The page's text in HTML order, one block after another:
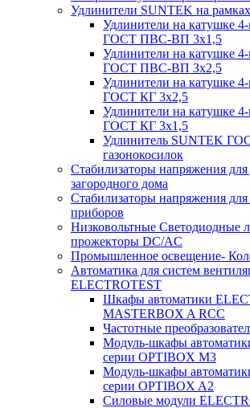
Удлинители SUNTEK на
Удлинители на катушке
ГОСТ ПВС-ВП 3х1,5
Удлинители на катушке
ГОСТ ПВС-ВП 3х2,5
Удлинители на катушке
ГОСТ КГ 3х2,5
Удлинители на катушке
ГОСТ КГ 3х1,5
Удлинитель SUNTEK
газонокосилок
Стабилизаторы напряжения для
загородного дома
Стабилизаторы напряжения
приборов
Низковольтные Светодиодные
прожекторы DC/AC
Промышленное освещение-
Автоматика для систем
ELECTROTEST
Шкафы автоматики
MASTERBOX A RCC
Частотные
Модуль-шкафы
серии OPTIBOX M3
Модуль-шкафы
серии OPTIBOX A2
Силовые модули